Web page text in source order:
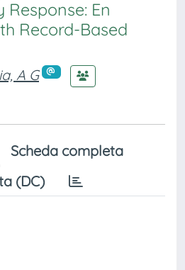
Response: En
Record-Based
A G
Scheda completa
(DC)